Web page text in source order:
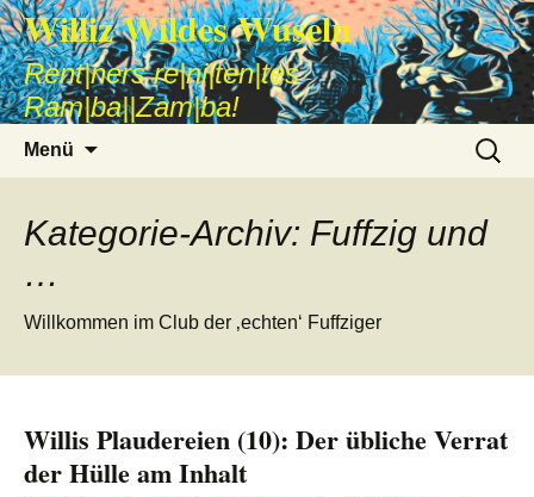
Williz Wildes Wuseln
Rent|ners re|ni|ten|tes
Ram|ba||Zam|ba!
Menü
Suche
nach:
Kategorie-Archiv: Fuffzig und
…
Willkommen im Club der ‚echten‘ Fuffziger
Willis Plaudereien (10): Der übliche Verrat
der Hülle am Inhalt